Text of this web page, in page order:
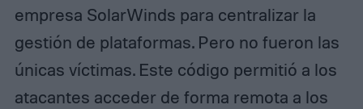
empresa SolarWinds para centralizar la
gestión de plataformas. Pero no fueron las
únicas víctimas. Este código permitió a los
atacantes acceder de forma remota a los